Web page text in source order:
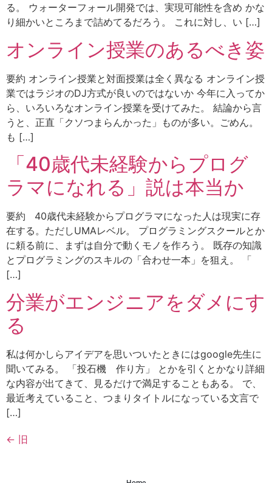
る。 ウォーターフォール開発では、実現可能性を含め かな
り細かいところまで詰めてるだろう。 これに対し、い […]
オンライン授業のあるべき姿
要約 オンライン授業と対面授業は全く異なる オンライン授
業ではラジオのDJ方式が良いのではないか 今年に入ってか
ら、いろいろなオンライン授業を受けてみた。 結論から言
うと、正直「クソつまらんかった」ものが多い。ごめん。
も […]
「40歳代未経験からプログ
ラマになれる」説は本当か
要約 40歳代未経験からプログラマになった人は現実に存
在する。ただしUMAレベル。 プログラミングスクールとか
に頼る前に、まずは自分で動くモノを作ろう。 既存の知識
とプログラミングのスキルの「合わせ一本」を狙え。 「
[…]
分業がエンジニアをダメにす
る
私は何かしらアイデアを思いついたときにはgoogle先生に
聞いてみる。 「投石機 作り方」 とかを引くとかなり詳細
な内容が出てきて、見るだけで満足することもある。 で、
最近考えていること、つまりタイトルになっている文言で
[…]
← 旧